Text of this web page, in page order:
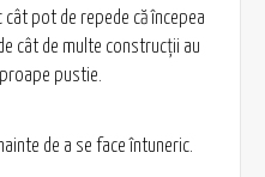
pot de repede că începea
cât de multe construcţii au
pustie.
de a se face întuneric.